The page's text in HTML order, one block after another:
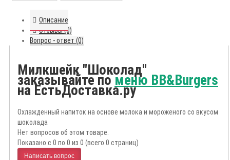
Описание
Отзывы (0)
Вопрос - ответ (0)
Милкшейк "Шоколад"
заказывайте поменю BB&Burgers
на ЕстьДоставка.ру
Охлажденный напиток на основе молока и мороженого со вкусом
шоколада
Нет вопросов об этом товаре.
Показано с 0 по 0 из 0 (всего 0 страниц)
Написать вопрос